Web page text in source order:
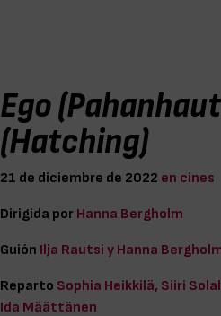
Ego
(Hatching)
21 de diciembre de 2022 en cines
Dirigida por Hanna Bergholm
Guión Ilja Rautsi y Hanna
Reparto Sophia Heikkilä, Siiri
Ida Määttänen